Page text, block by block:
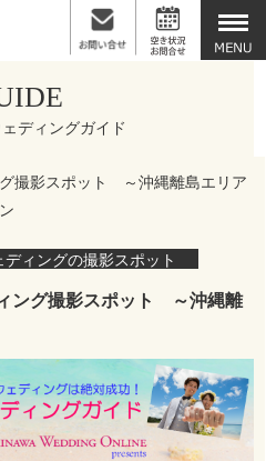
ディングガイド
撮影スポット ～沖縄離島エリア
ィングの撮影スポット
ング撮影スポット ～沖縄離